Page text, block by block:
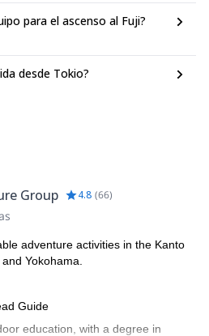
para el ascenso al Fuji?
desde Tokio?
Group 4.8 (66)
adventure activities in the Kanto
Yokohama.
Guide
education, with a degree in